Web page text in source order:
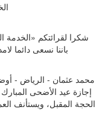
باننا نسعى دائما
محمد عثمان - الرياض -
إجازة عيد الأضحى